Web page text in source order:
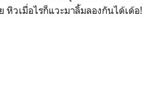
หิวเมื่อไรก็แวะมาลิ้มลองกันได้เด้อ!